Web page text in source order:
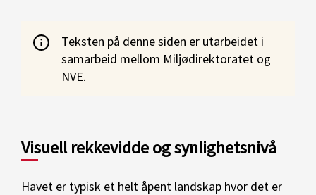
Teksten på denne siden er utarbeidet i
samarbeid mellom Miljødirektoratet og
NVE.
Visuell rekkevidde og synlighetsnivå
Havet er typisk et helt åpent landskap hvor det er